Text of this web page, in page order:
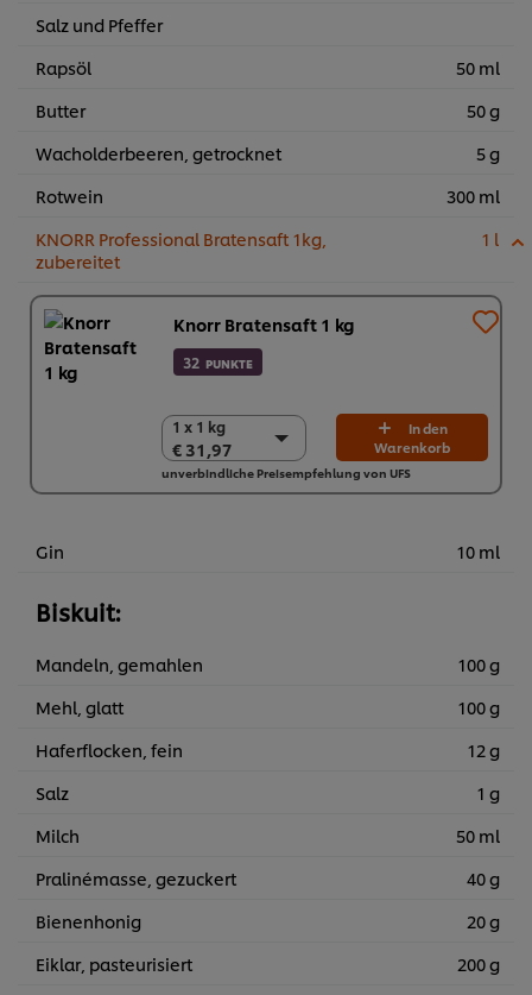
Salz und Pfeffer
Rapsöl
50 ml
Butter
50 g
Wacholderbeeren, getrocknet
5 g
Rotwein
300 ml
KNORR Professional Bratensaft 1kg,
zubereitet
1 l
Knorr Bratensaft 1 kg
32 PUNKTE
1 x 1 kg
€ 31,97
1 x 1 kg
€ 31,97
6 x 1 kg
In den
Warenkorb
unverbindliche Preisempfehlung von UFS
Gin 10 ml
Biskuit:
Mandeln, gemahlen
100 g
Mehl, glatt
100 g
Haferflocken, fein
12 g
Salz
1 g
Milch
50 ml
Pralinémasse, gezuckert
40 g
Bienenhonig
20 g
Eiklar, pasteurisiert
200 g